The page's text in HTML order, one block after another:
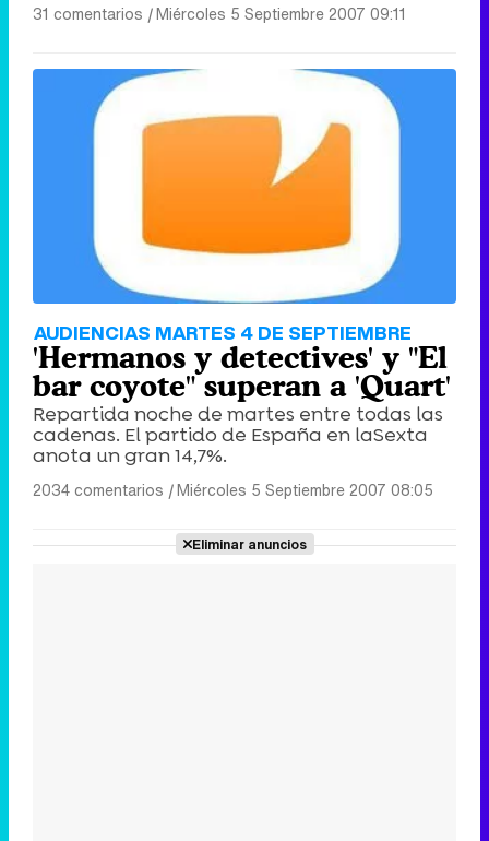
31 comentarios |Miércoles 5 Septiembre 2007 09:11
AUDIENCIAS MARTES 4 DE SEPTIEMBRE
'Hermanos y detectives' y "El
bar coyote" superan a 'Quart'
Repartida noche de martes entre todas las
cadenas. El partido de España en laSexta
anota un gran 14,7%.
2034 comentarios |Miércoles 5 Septiembre 2007 08:05
Eliminar anuncios